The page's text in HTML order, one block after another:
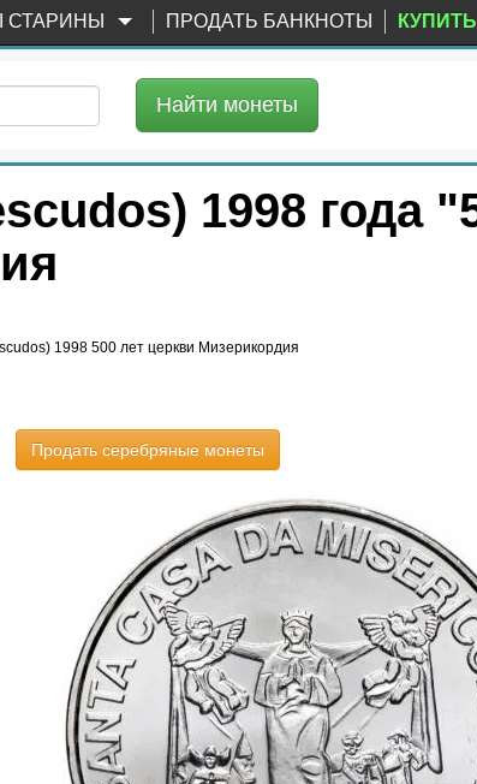
СТАРИНЫ ПРОДАТЬ БАНКНОТЫ
Найти монеты
1998 года
1998 500 лет церкви Мизерикордия
Продать серебряные монеты